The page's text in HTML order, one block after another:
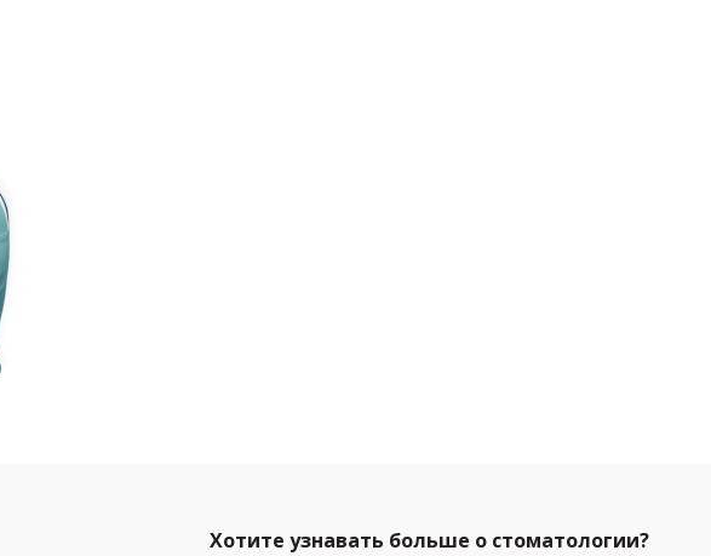
Хотите узнавать больше о стоматологии?